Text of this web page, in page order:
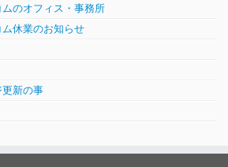
のオフィス・事務所
休業のお知らせ
新の事